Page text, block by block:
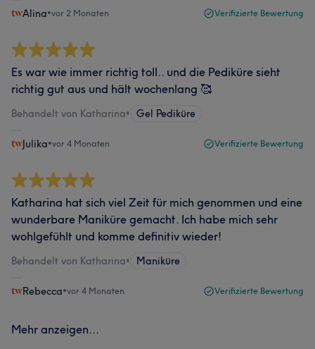
Alina•vor 2 Monaten Verifizierte Bewertung
Es war wie immer richtig toll.. und die Pediküre sieht
richtig gut aus und hält wochenlang 🥰
Behandelt von Katharina• Gel Pediküre
Julika•vor 4 Monaten Verifizierte Bewertung
Katharina hat sich viel Zeit für mich genommen und eine
wunderbare Maniküre gemacht. Ich habe mich sehr
wohlgefühlt und komme definitiv wieder!
Behandelt von Katharina• Maniküre
Rebecca•vor 4 Monaten Verifizierte Bewertung
Mehr anzeigen...